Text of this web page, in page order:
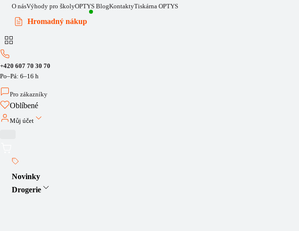
O násVýhody pro školyOPTYS BlogKontaktyTiskárna OPTYS
Hromadný nákup
+420 607 70 30 70
Po–Pá: 6–16 h
Pro zákazníky
Oblíbené
Můj účet
Novinky
Drogerie